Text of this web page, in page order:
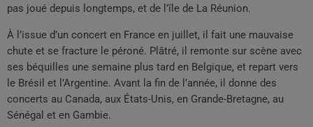
pas joué depuis longtemps, et de l’île de La Réunion.
À l’issue d’un concert en France en juillet, il fait une mauvaise
chute et se fracture le péroné. Plâtré, il remonte sur scène avec
ses béquilles une semaine plus tard en Belgique, et repart vers
le Brésil et l’Argentine. Avant la fin de l’année, il donne des
concerts au Canada, aux États-Unis, en Grande-Bretagne, au
Sénégal et en Gambie.